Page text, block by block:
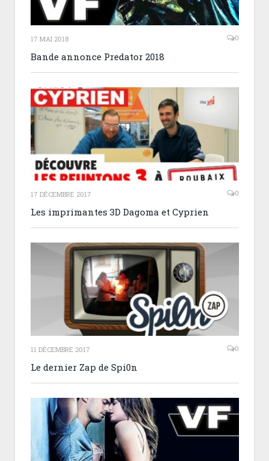
17 MAI 2018 0
Bande annonce Predator 2018
17 DÉCEMBRE 2017 0
Les imprimantes 3D Dagoma et Cyprien
11 DÉCEMBRE 2017 0
Le dernier Zap de Spi0n